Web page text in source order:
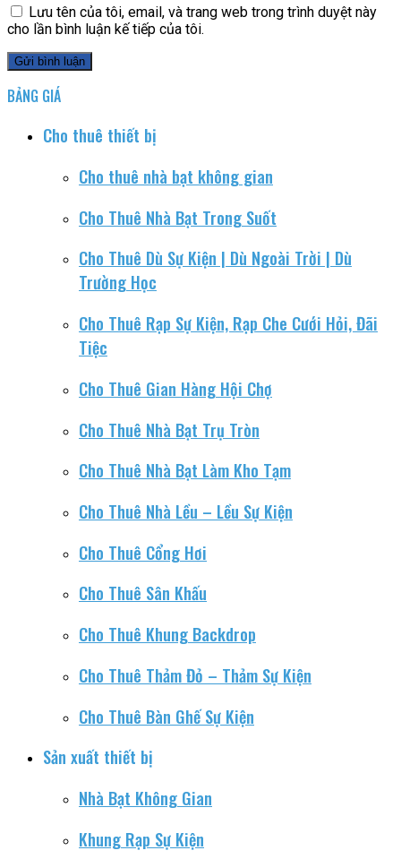
Lưu tên của tôi, email, và trang web trong trình duyệt này
cho lần bình luận kế tiếp của tôi.
BẢNG GIÁ
Cho thuê thiết bị
Cho thuê nhà bạt không gian
Cho Thuê Nhà Bạt Trong Suốt
Cho Thuê Dù Sự Kiện | Dù Ngoài Trời | Dù
Trường Học
Cho Thuê Rạp Sự Kiện, Rạp Che Cưới Hỏi, Đãi
Tiệc
Cho Thuê Gian Hàng Hội Chợ
Cho Thuê Nhà Bạt Trụ Tròn
Cho Thuê Nhà Bạt Làm Kho Tạm
Cho Thuê Nhà Lều – Lều Sự Kiện
Cho Thuê Cổng Hơi
Cho Thuê Sân Khấu
Cho Thuê Khung Backdrop
Cho Thuê Thảm Đỏ – Thảm Sự Kiện
Cho Thuê Bàn Ghế Sự Kiện
Sản xuất thiết bị
Nhà Bạt Không Gian
Khung Rạp Sự Kiện